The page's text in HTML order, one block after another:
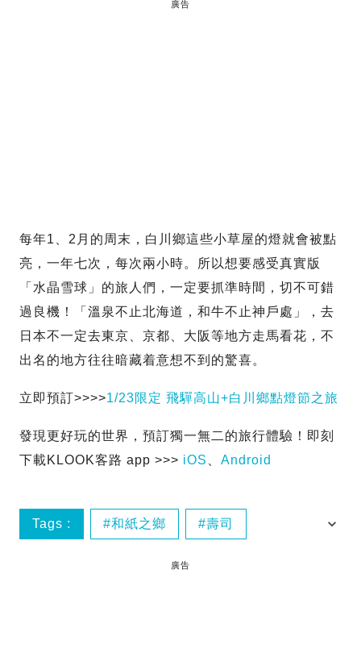
廣告
每年1、2月的周末，白川鄉這些小草屋的燈就會被點
亮，一年七次，每次兩小時。所以想要感受真實版
「水晶雪球」的旅人們，一定要抓準時間，切不可錯
過良機！「溫泉不止北海道，和牛不止神戶處」，去
日本不一定去東京、京都、大阪等地方走馬看花，不
出名的地方往往暗藏着意想不到的驚喜。
立即預訂>>>>1/23限定 飛驒高山+白川鄉點燈節之旅
發現更好玩的世界，預訂獨一無二的旅行體驗！即刻
下載KLOOK客路 app >>> iOS Android
Tags : 和紙之鄉 壽司
小草屋廣告